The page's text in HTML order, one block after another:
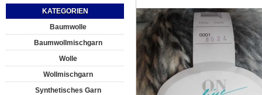
KATEGORIEN
Baumwolle
Baumwollmischgarn
Wolle
Wollmischgarn
Synthetisches Garn